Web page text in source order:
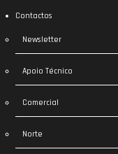
Contactos
Newsletter
Apoio Técnico
Comercial
Norte